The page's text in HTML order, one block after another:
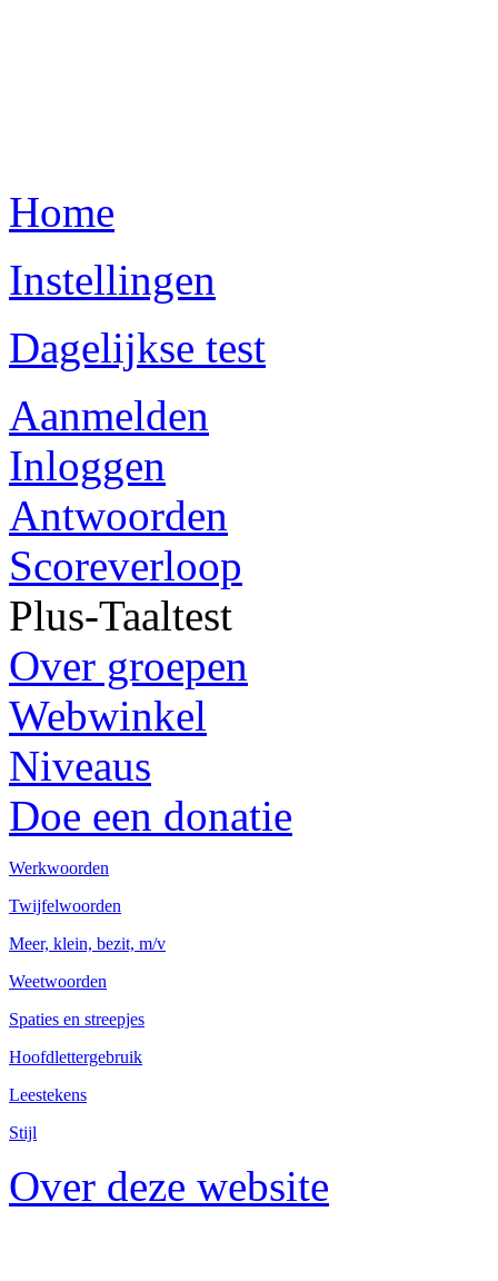
Home
Instellingen
Dagelijkse test
Aanmelden
Inloggen
Antwoorden
Scoreverloop
Plus-Taaltest
Over groepen
Webwinkel
Niveaus
Doe een donatie
Werkwoorden
Twijfelwoorden
Meer, klein, bezit, m/v
Weetwoorden
Spaties en streepjes
Hoofdlettergebruik
Leestekens
Stijl
Over deze website